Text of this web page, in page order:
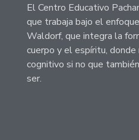
El Centro Educativo
que trabaja bajo el
Waldorf, que integra la
cuerpo y el espíritu,
cognitivo si no que
ser.